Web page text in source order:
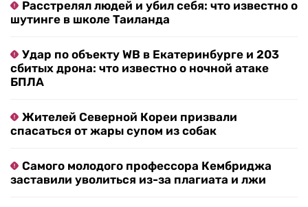
Расстрелял людей и убил себя: что известно о
шутинге в школе Таиланда
Удар по объекту WB в Екатеринбурге и 203
сбитых дрона: что известно о ночной атаке
БПЛА
Жителей Северной Кореи призвали
спасаться от жары супом из собак
Самого молодого профессора Кембриджа
заставили уволиться из-за плагиата и лжи